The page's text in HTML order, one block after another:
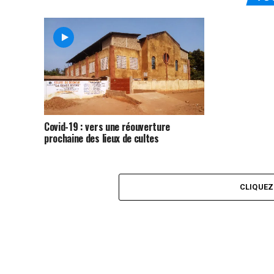
Covid-19 : vers une réouverture
prochaine des lieux de cultes